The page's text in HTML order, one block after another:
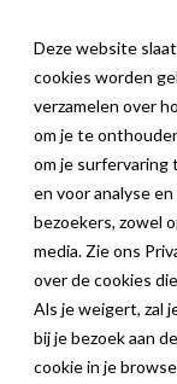
Deze website
cookies worden
verzamelen over
om je te
om je surfervaring
en voor analyse
bezoekers, zowel
media. Zie ons
over de cookies
Als je weigert, zal
bij je bezoek aan
cookie in je
Draad- &